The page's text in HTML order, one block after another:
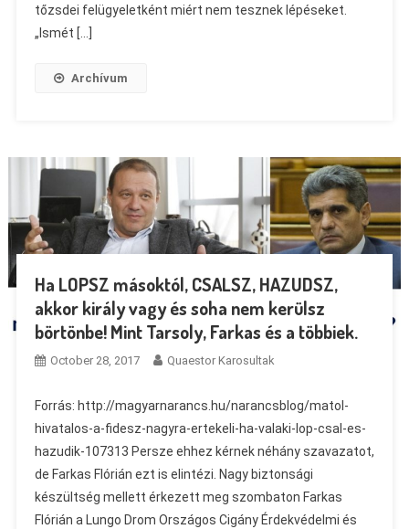
tőzsdei felügyeletként miért nem tesznek lépéseket.
„Ismét […]
Archívum
Ha LOPSZ másoktól, CSALSZ, HAZUDSZ,
akkor király vagy és soha nem kerülsz
börtönbe! Mint Tarsoly, Farkas és a többiek.
October 28, 2017 Quaestor Karosultak
Forrás: http://magyarnarancs.hu/narancsblog/matol-
hivatalos-a-fidesz-nagyra-ertekeli-ha-valaki-lop-csal-es-
hazudik-107313 Persze ehhez kérnek néhány szavazatot,
de Farkas Flórián ezt is elintézi. Nagy biztonsági
készültség mellett érkezett meg szombaton Farkas
Flórián a Lungo Drom Országos Cigány Érdekvédelmi és